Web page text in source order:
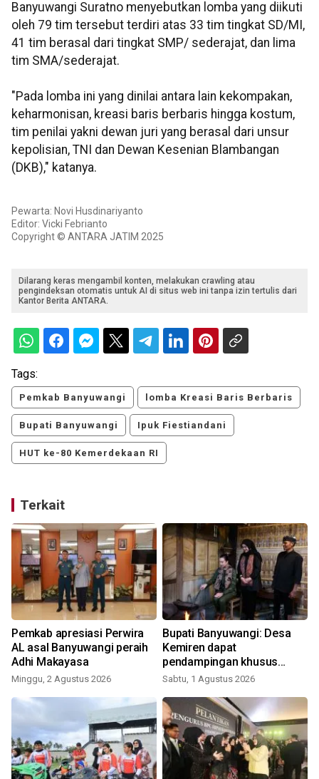
Banyuwangi Suratno menyebutkan lomba yang diikuti
oleh 79 tim tersebut terdiri atas 33 tim tingkat SD/MI,
41 tim berasal dari tingkat SMP/ sederajat, dan lima
tim SMA/sederajat.
"Pada lomba ini yang dinilai antara lain kekompakan,
keharmonisan, kreasi baris berbaris hingga kostum,
tim penilai yakni dewan juri yang berasal dari unsur
kepolisian, TNI dan Dewan Kesenian Blambangan
(DKB)," katanya.
Pewarta: Novi Husdinariyanto
Editor: Vicki Febrianto
Copyright © ANTARA JATIM 2025
Dilarang keras mengambil konten, melakukan crawling atau
pengindeksan otomatis untuk AI di situs web ini tanpa izin tertulis dari
Kantor Berita ANTARA.
Tags:
Pemkab Banyuwangi lomba Kreasi Baris Berbaris
Bupati Banyuwangi Ipuk Fiestiandani
HUT ke-80 Kemerdekaan RI
Terkait
Pemkab apresiasi Perwira
AL asal Banyuwangi peraih
Adhi Makayasa
Minggu, 2 Agustus 2026
Bupati Banyuwangi: Desa
Kemiren dapat
pendampingan khusus
Kemenpar
Sabtu, 1 Agustus 2026